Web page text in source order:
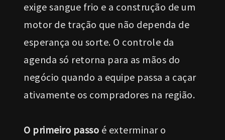
exige sangue frio e a construção de um
motor de tração que não dependa de
esperança ou sorte. O controle da
agenda só retorna para as mãos do
negócio quando a equipe passa a caçar
ativamente os compradores na região.
O primeiro passo é exterminar o